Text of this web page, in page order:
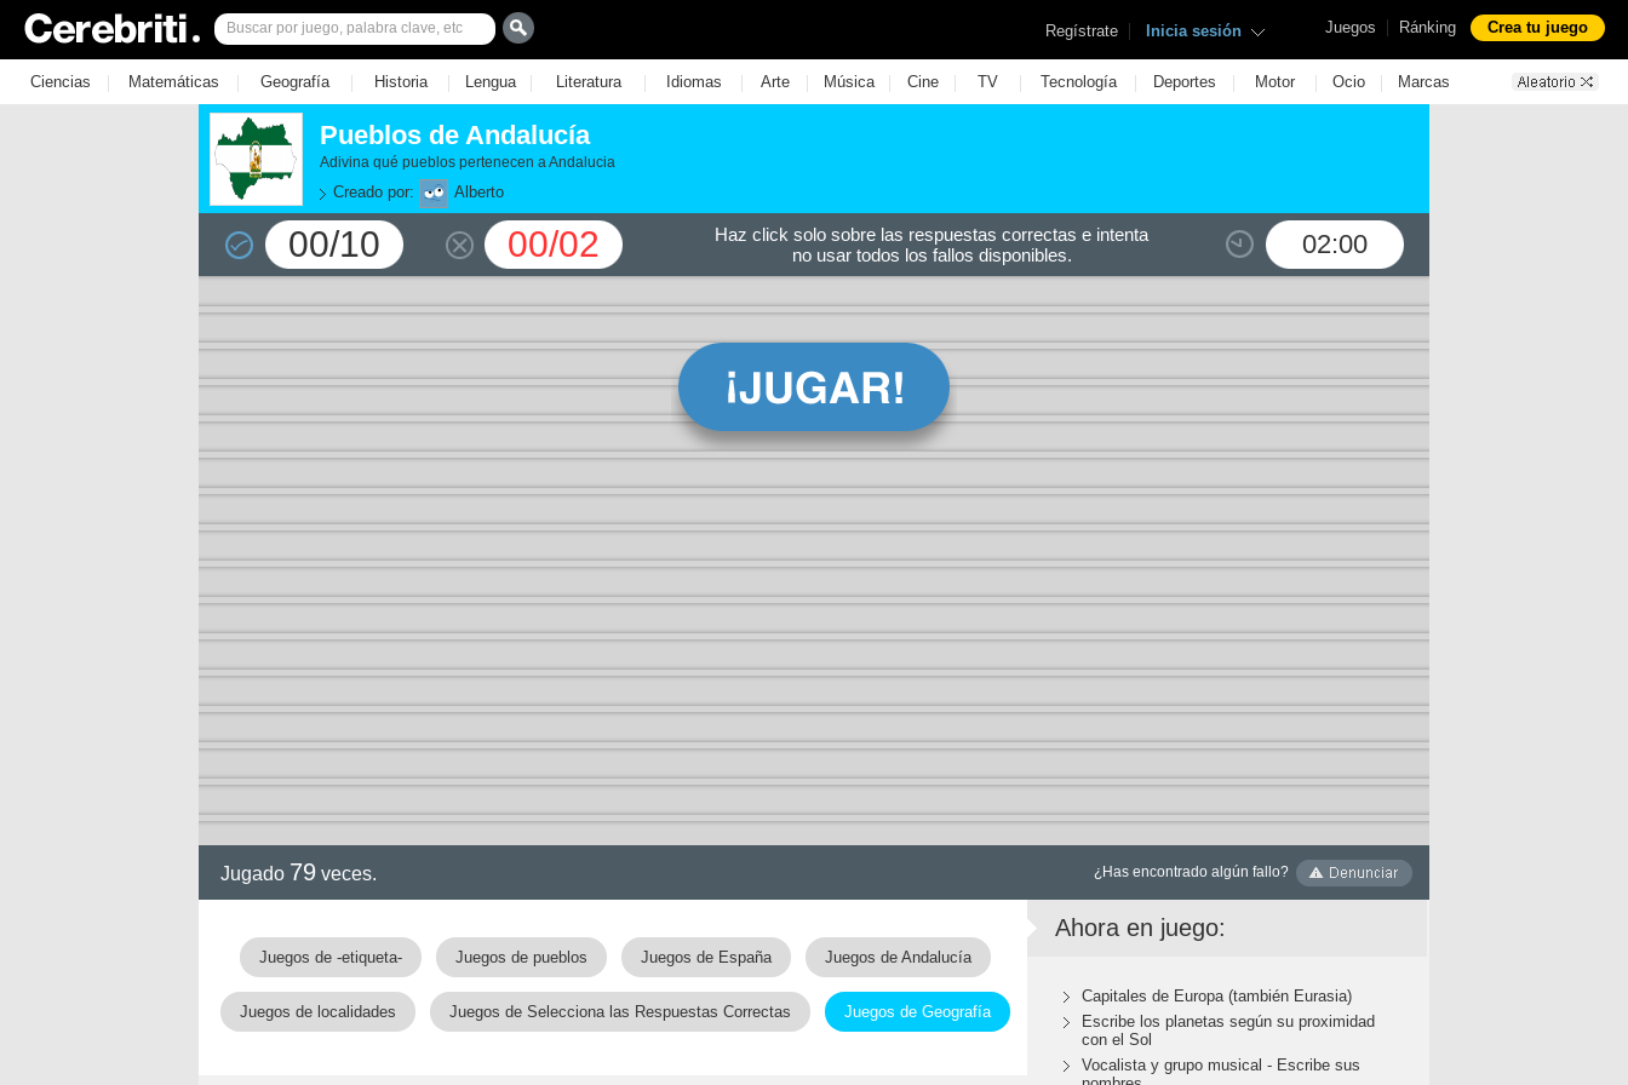
Juegos | Ránking Crea tu juego
Regístrate | Inicia sesión
Ciencias | Matemáticas | Geografía | Historia | Lengua | Literatura | Idiomas | Arte | Música | Cine | TV | Tecnología | Deportes | Motor | Ocio | Marcas
Pueblos de Andalucía
Adivina qué pueblos pertenecen a Andalucia
Creado por: Alberto
00/10 00/02 02:00
Haz click solo sobre las respuestas correctas e intenta
no usar todos los fallos disponibles.
Jugado 79 veces. ¿Has encontrado algún fallo?
Juegos de -etiqueta- Juegos de pueblos Juegos de España Juegos de Andalucía
Juegos de localidades Juegos de Selecciona las Respuestas Correctas Juegos de Geografía
Ahora en juego:
Capitales de Europa (también Eurasia)
Escribe los planetas según su proximidad
con el Sol
Vocalista y grupo musical - Escribe sus